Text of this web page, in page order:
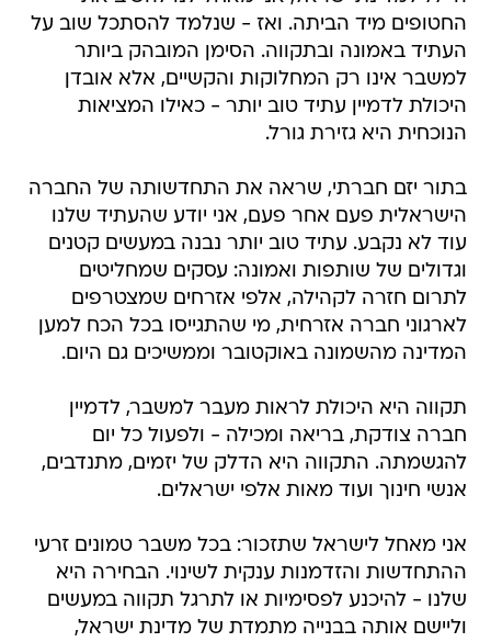
החטופים מיד הביתה. ואז - שנלמד להסתכל שוב על
העתיד באמונה ובתקווה. הסימן המובהק ביותר
למשבר אינו רק המחלוקות והקשיים, אלא אובדן
היכולת לדמיין עתיד טוב יותר - כאילו המציאות
הנוכחית היא גזירת גורל.
בתור יזם חברתי, שראה את התחדשותה של החברה
הישראלית פעם אחר פעם, אני יודע שהעתיד שלנו
עוד לא נקבע. עתיד טוב יותר נבנה במעשים קטנים
וגדולים של שותפות ואמונה: עסקים שמחליטים
לתרום חזרה לקהילה, אלפי אזרחים שמצטרפים
לארגוני חברה אזרחית, מי שהתגייסו בכל הכח למען
המדינה מהשמונה באוקטובר וממשיכים גם היום.
תקווה היא היכולת לראות מעבר למשבר, לדמיין
חברה צודקת, בריאה ומכילה - ולפעול כל יום
להגשמתה. התקווה היא הדלק של יזמים, מתנדבים,
אנשי חינוך ועוד מאות אלפי ישראלים.
אני מאחל לישראל שתזכור: בכל משבר טמונים זרעי
ההתחדשות והזדמנות ענקית לשינוי. הבחירה היא
שלנו - להיכנע לפסימיות או לתרגל תקווה במעשים
וליישם אותה בבנייה מתמדת של מדינת ישראל,